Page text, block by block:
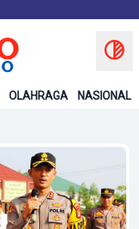
OLAHRAGA NASIONAL